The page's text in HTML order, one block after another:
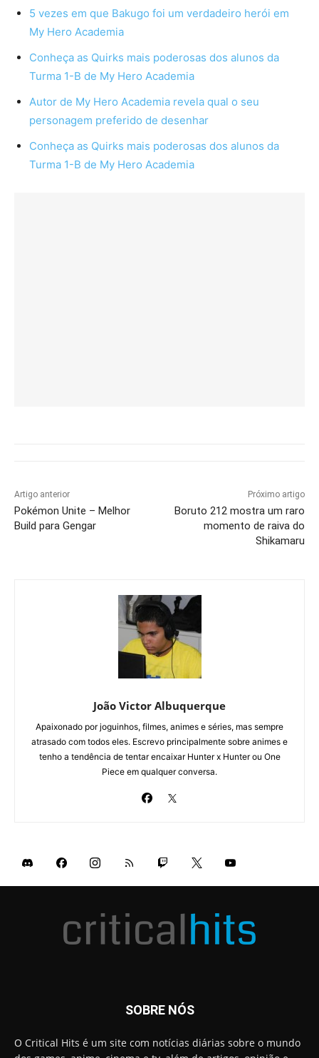
5 vezes em que Bakugo foi um verdadeiro herói em
My Hero Academia
Conheça as Quirks mais poderosas dos alunos da
Turma 1-B de My Hero Academia
Autor de My Hero Academia revela qual o seu
personagem preferido de desenhar
Conheça as Quirks mais poderosas dos alunos da
Turma 1-B de My Hero Academia
Artigo anterior
Pokémon Unite – Melhor
Build para Gengar
Próximo artigo
Boruto 212 mostra um raro
momento de raiva do
Shikamaru
João Victor Albuquerque
Apaixonado por joguinhos, filmes, animes e séries, mas sempre
atrasado com todos eles. Escrevo principalmente sobre animes e
tenho a tendência de tentar encaixar Hunter x Hunter ou One
Piece em qualquer conversa.
SOBRE NÓS
O Critical Hits é um site com notícias diárias sobre o mundo